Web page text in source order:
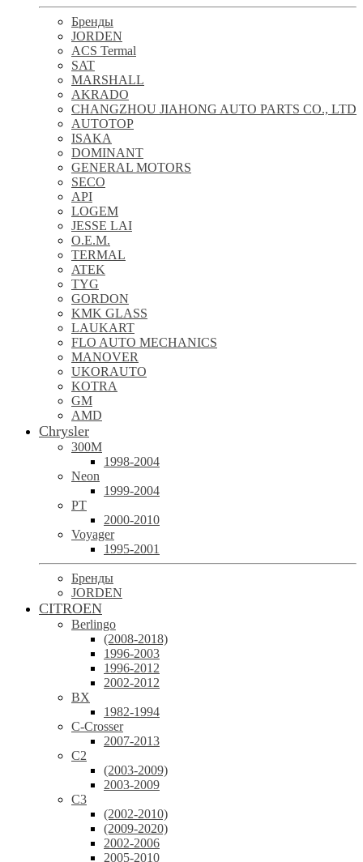
Бренды
JORDEN
ACS Termal
SAT
MARSHALL
AKRADO
CHANGZHOU JIAHONG AUTO PARTS CO., LTD
AUTOTOP
ISAKA
DOMINANT
GENERAL MOTORS
SECO
API
LOGEM
JESSE LAI
O.E.M.
TERMAL
ATEK
TYG
GORDON
KMK GLASS
LAUKART
FLO AUTO MECHANICS
MANOVER
UKORAUTO
KOTRA
GM
AMD
Chrysler
300M
1998-2004
Neon
1999-2004
PT
2000-2010
Voyager
1995-2001
Бренды
JORDEN
CITROEN
Berlingo
(2008-2018)
1996-2003
1996-2012
2002-2012
BX
1982-1994
C-Crosser
2007-2013
C2
(2003-2009)
2003-2009
C3
(2002-2010)
(2009-2020)
2002-2006
2005-2010